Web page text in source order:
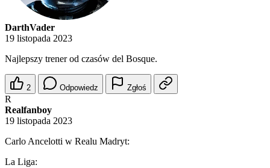
DarthVader
19 listopada 2023
Najlepszy trener od czasów del Bosque.
2 Odpowiedz Zgłoś
R
Realfanboy
19 listopada 2023
Carlo Ancelotti w Realu Madryt:
La Liga: